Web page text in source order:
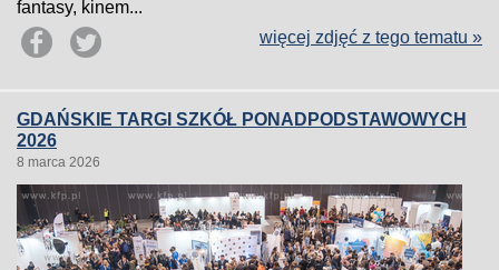
fantasy, kinem...
więcej zdjęć z tego tematu »
GDAŃSKIE TARGI SZKÓŁ PONADPODSTAWOWYCH
2026
8 marca 2026